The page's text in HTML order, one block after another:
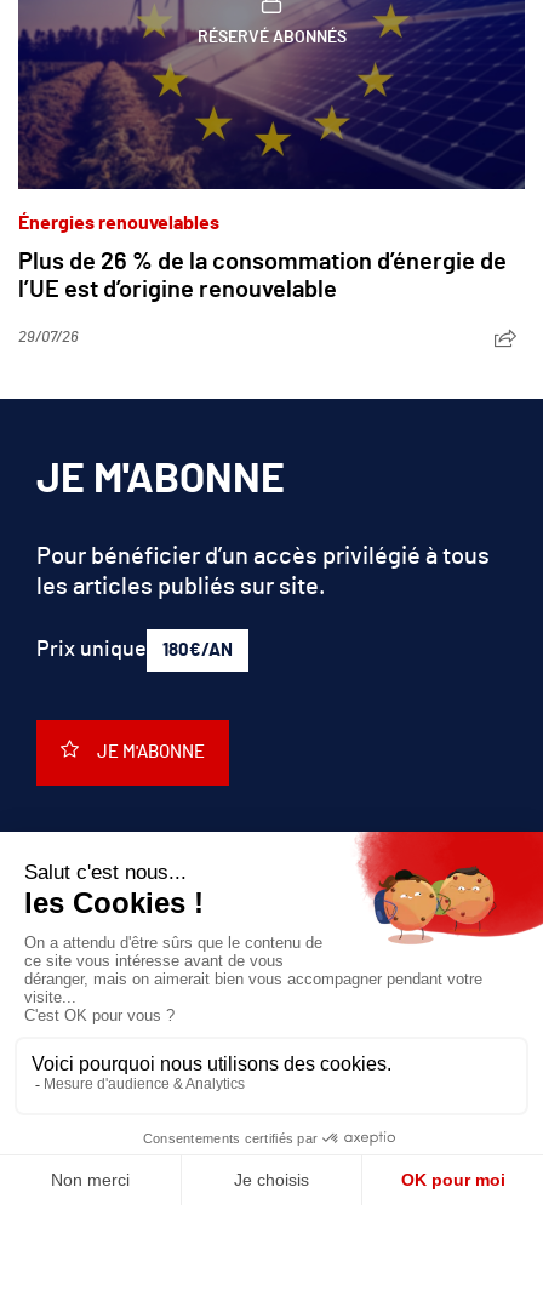
RÉSERVÉ ABONNÉS
Énergies renouvelables
Plus de 26 % de la consommation d’énergie de
l’UE est d’origine renouvelable
29/07/26
QUI SOMMES-NOUS?
MENTIONS LÉGALES
NOUS CONTACTER
POLITIQUE DE CONFIDENTIALITÉ
JE M'ABONNE
Pour bénéficier d’un accès privilégié à tous
les articles publiés sur site.
Prix unique 180€/AN
JE M'ABONNE